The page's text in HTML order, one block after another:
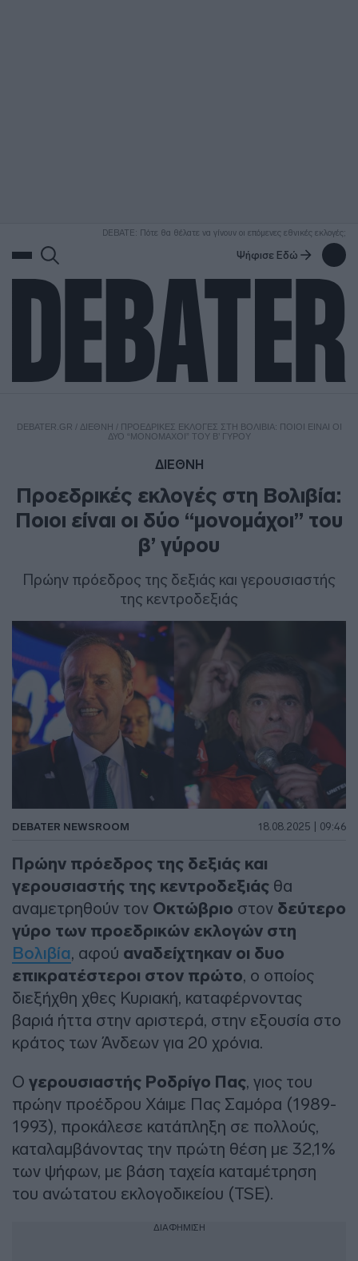
DEBATE: Πότε θα θέλατε να γίνουν οι επόμενες εθνικές εκλογές;
Ψήφισε Εδώ
DEBATER.GR / ΔΙΕΘΝΗ / ΠΡΟΕΔΡΙΚΈΣ ΕΚΛΟΓΈΣ ΣΤΗ ΒΟΛΙΒΊΑ: ΠΟΙΟΙ ΕΊΝΑΙ ΟΙ
ΔΎΟ “ΜΟΝΟΜΆΧΟΙ” ΤΟΥ Β’ ΓΎΡΟΥ
ΔΙΕΘΝΗ
Προεδρικές εκλογές στη Βολιβία:
Ποιοι είναι οι δύο “μονομάχοι” του
β’ γύρου
Πρώην πρόεδρος της δεξιάς και γερουσιαστής
της κεντροδεξιάς
DEBATER NEWSROOM 18.08.2025 | 09:46
Πρώην πρόεδρος της δεξιάς και
γερουσιαστής της κεντροδεξιάς θα
αναμετρηθούν τον Οκτώβριο στον δεύτερο
γύρο των προεδρικών εκλογών στη
Βολιβία, αφού αναδείχτηκαν οι δυο
επικρατέστεροι στον πρώτο, ο οποίος
διεξήχθη χθες Κυριακή, καταφέρνοντας
βαριά ήττα στην αριστερά, στην εξουσία στο
κράτος των Άνδεων για 20 χρόνια.
Ο γερουσιαστής Ροδρίγο Πας, γιος του
πρώην προέδρου Χάιμε Πας Σαμόρα (1989-
1993), προκάλεσε κατάπληξη σε πολλούς,
καταλαμβάνοντας την πρώτη θέση με 32,1%
των ψήφων, με βάση ταχεία καταμέτρηση
του ανώτατου εκλογοδικείου (TSE).
ΔΙΑΦΗΜΙΣΗ